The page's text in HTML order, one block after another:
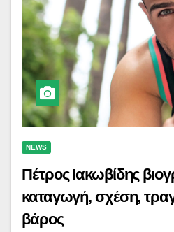
NEWS
Πέτρος Ιακωβίδης
καταγωγή, σχέση,
βάρος